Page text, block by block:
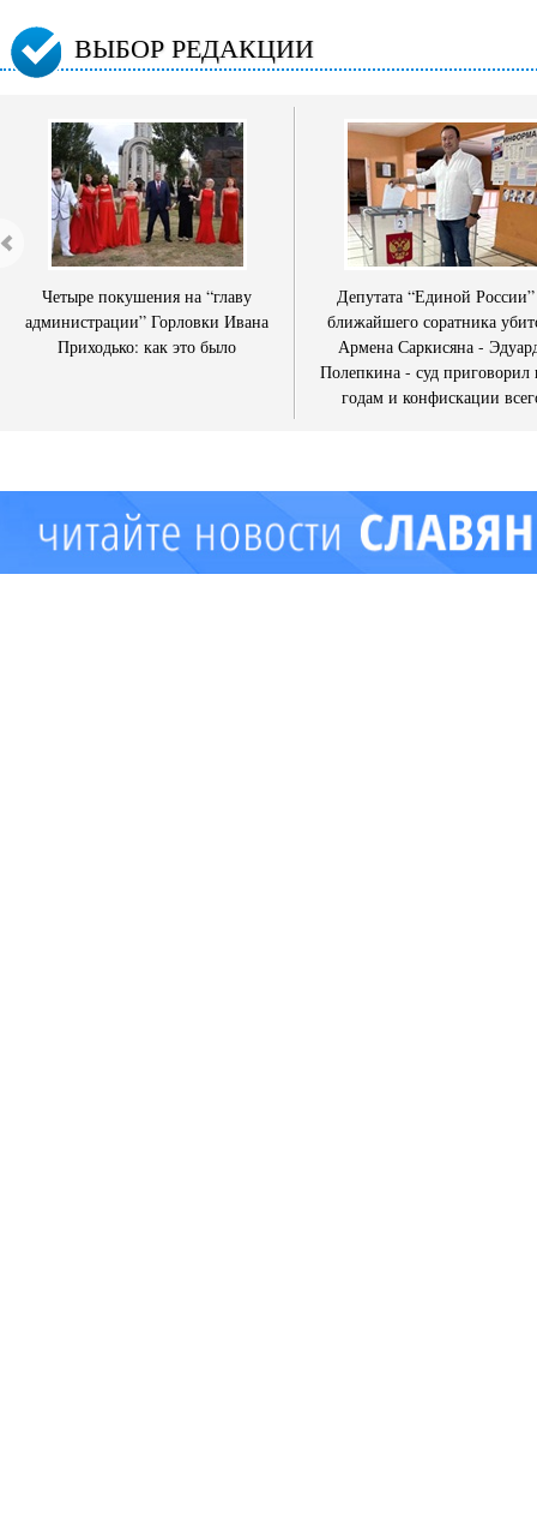
ВЫБОР РЕДАКЦИИ
Четыре покушения на “главу
администрации” Горловки Ивана
Приходько: как это было
Депутата “Единой
ближайшего соратника
Армена Саркисяна -
Полепкина - суд приговорил
годам и конфискации